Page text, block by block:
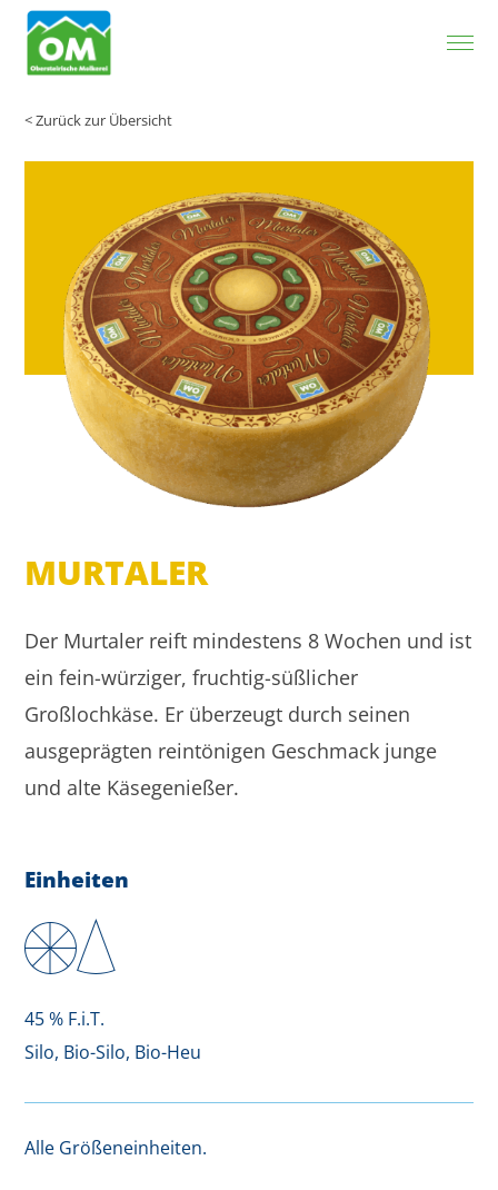
Zum Inhalt springen
< Zurück zur Übersicht
MURTALER
Der Murtaler reift mindestens 8 Wochen und ist
ein fein-würziger, fruchtig-süßlicher
Großlochkäse. Er überzeugt durch seinen
ausgeprägten reintönigen Geschmack junge
und alte Käsegenießer.
Einheiten
45 % F.i.T.
Silo, Bio-Silo, Bio-Heu
Alle Größeneinheiten.